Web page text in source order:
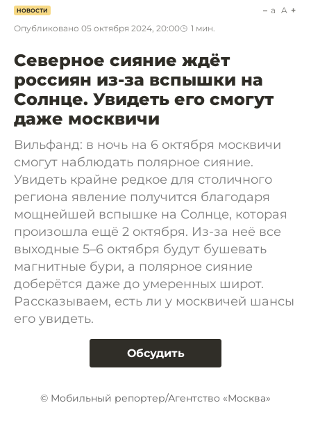
НОВОСТИ
Опубликовано 05 октября 2024, 20:00 1 мин.
a A
Северное сияние ждёт
россиян из-за вспышки на
Солнце. Увидеть его смогут
даже москвичи
Вильфанд: в ночь на 6 октября москвичи
смогут наблюдать полярное сияние.
Увидеть крайне редкое для столичного
региона явление получится благодаря
мощнейшей вспышке на Солнце, которая
произошла ещё 2 октября. Из-за неё все
выходные 5–6 октября будут бушевать
магнитные бури, а полярное сияние
доберётся даже до умеренных широт.
Рассказываем, есть ли у москвичей шансы
его увидеть.
Обсудить
© Мобильный репортер/Агентство «Москва»